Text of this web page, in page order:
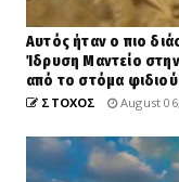
Αυτός ήταν ο πιο
Ίδρυση Μαντείο
από το στόμα
ΣΤΟΧΟΣ August